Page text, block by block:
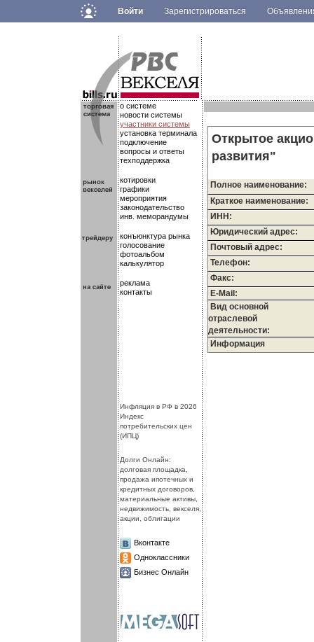
Войти Зарегистрироваться
.
.о системе
новости системы
участники системы
установка терминала
подключение
вопросы и ответы
техподдержка
котировки
графики
мероприятия
законодательство
инв. меморандумы
конъюнктура рынка
голосование
фотоальбом
калькулятор
реклама
контакты
.
Открытое
развития"
Полное наименование:
Краткое наименование:
ИНН:
Юридический адрес:
Почтовый адрес:
Телефон:
Факс:
E-Mail:
Вид основной
отраслевой
деятельности:
Информация
.Инфляция в РФ в 2026
Индекс
потребительских цен
(ИПЦ)
Долги Онлайн:
долговая площадка,
продажа ипотечных и
кредитных договоров,
материальные активы,
недвижимость, векселя,
акции, облигации
Вконтакте
Одноклассники
Бизнес Онлайн
.